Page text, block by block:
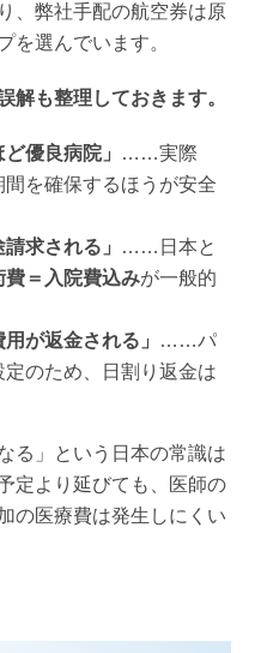
、弊社手配の航空券は原
を選んでいます。
解も整理しておきます。
優良病院」
……実際
を確保するほうが安全
求される」
……日本と
費＝入院費込みが一般的
が返金される」
……パ
のため、日割り返金は
る」という日本の常識は
定より延びても、医師の
の医療費は発生しにくい